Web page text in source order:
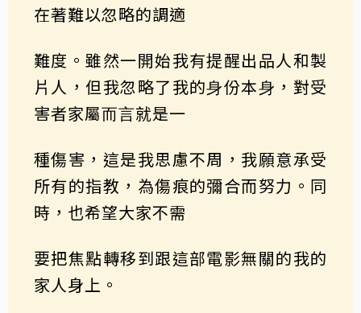
在著難以忽略的調適
難度。雖然⼀開始我有提醒出品⼈和製
片⼈，但我忽略了我的⾝份本⾝，對受
害者家屬⽽⾔就是⼀
種傷害，這是我思慮不周，我願意承受
所有的指教，為傷痕的彌合而努力。同
時，也希望大家不需
要把焦點轉移到跟這部電影無關的我的
家人身上。